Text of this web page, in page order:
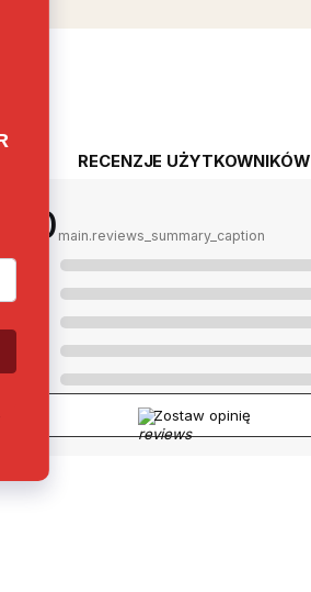
RECENZJE UŻYTKOWNIKÓW
0.0 main.reviews_summary_caption
Zostaw opinię